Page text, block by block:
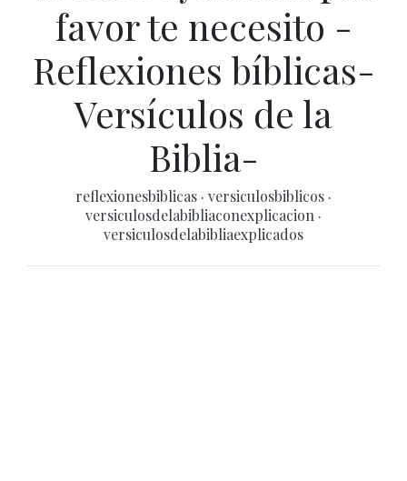
favor te necesito -
Reflexiones bíblicas-
Versículos de la
Biblia-
reflexionesbiblicas · versiculosbiblicos ·
versiculosdelabibliaconexplicacion ·
versiculosdelabibliaexplicados